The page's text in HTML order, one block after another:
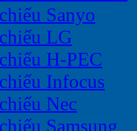
Sanyo
LG
H-PEC
Infocus
Nec
Samsung